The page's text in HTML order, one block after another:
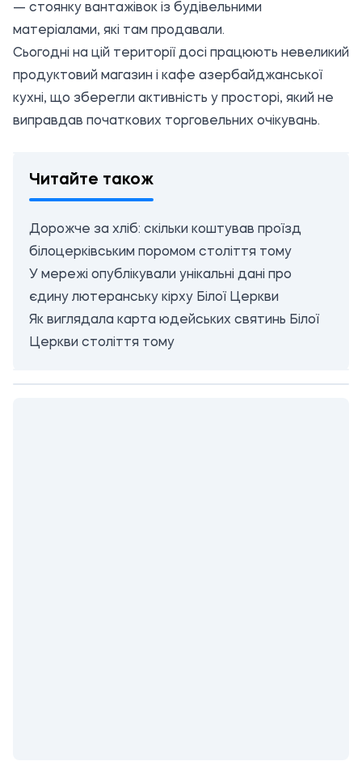
— стоянку вантажівок із будівельними
матеріалами, які там продавали.
Сьогодні на цій території досі працюють невеликий
продуктовий магазин і кафе азербайджанської
кухні, що зберегли активність у просторі, який не
виправдав початкових торговельних очікувань.
Читайте також
Дорожче за хліб: скільки коштував проїзд
білоцерківським поромом століття тому
У мережі опублікували унікальні дані про
єдину лютеранську кірху Білої Церкви
Як виглядала карта юдейських святинь Білої
Церкви століття тому